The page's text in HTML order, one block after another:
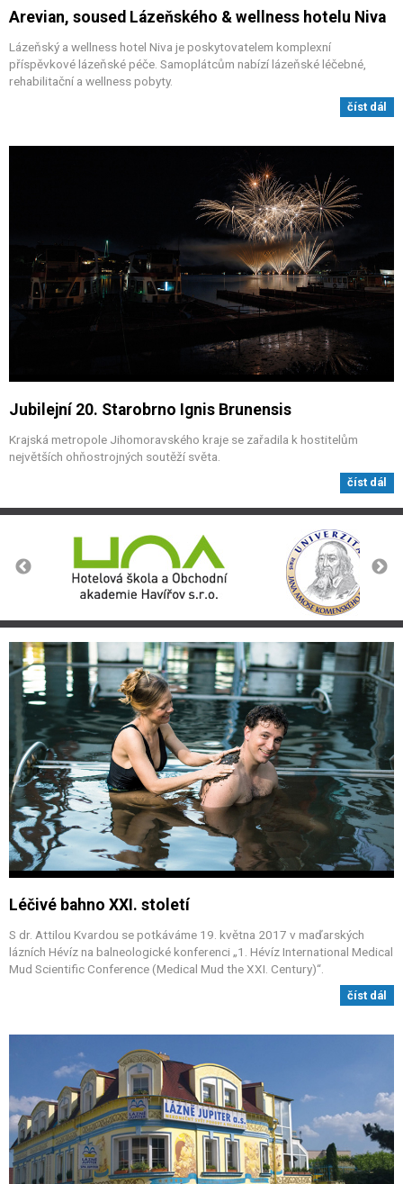
Arevian, soused Lázeňského & wellness hotelu Niva
Lázeňský a wellness hotel Niva je poskytovatelem komplexní
příspěvkové lázeňské péče. Samoplátcům nabízí lázeňské léčebné,
rehabilitační a wellness pobyty.
číst dál
Jubilejní 20. Starobrno Ignis Brunensis
Krajská metropole Jihomoravského kraje se zařadila k hostitelům
největších ohňostrojných soutěží světa.
číst dál
Léčivé bahno XXI. století
S dr. Attilou Kvardou se potkáváme 19. května 2017 v maďarských
lázních Hévíz na balneologické konferenci „1. Hévíz International Medical
Mud Scientific Conference (Medical Mud the XXI. Century)“.
číst dál